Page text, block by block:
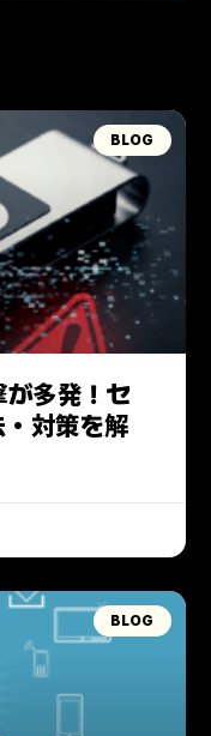
BLOG
多発！セ
対策を解
BLOG